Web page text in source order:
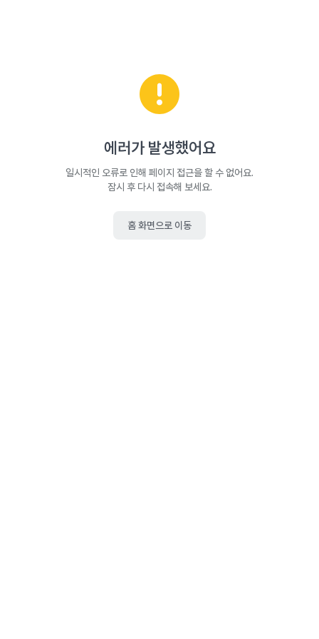
에러가 발생했어요
일시적인 오류로 인해 페이지 접근을 할 수 없어요.
잠시 후 다시 접속해 보세요.
홈 화면으로 이동